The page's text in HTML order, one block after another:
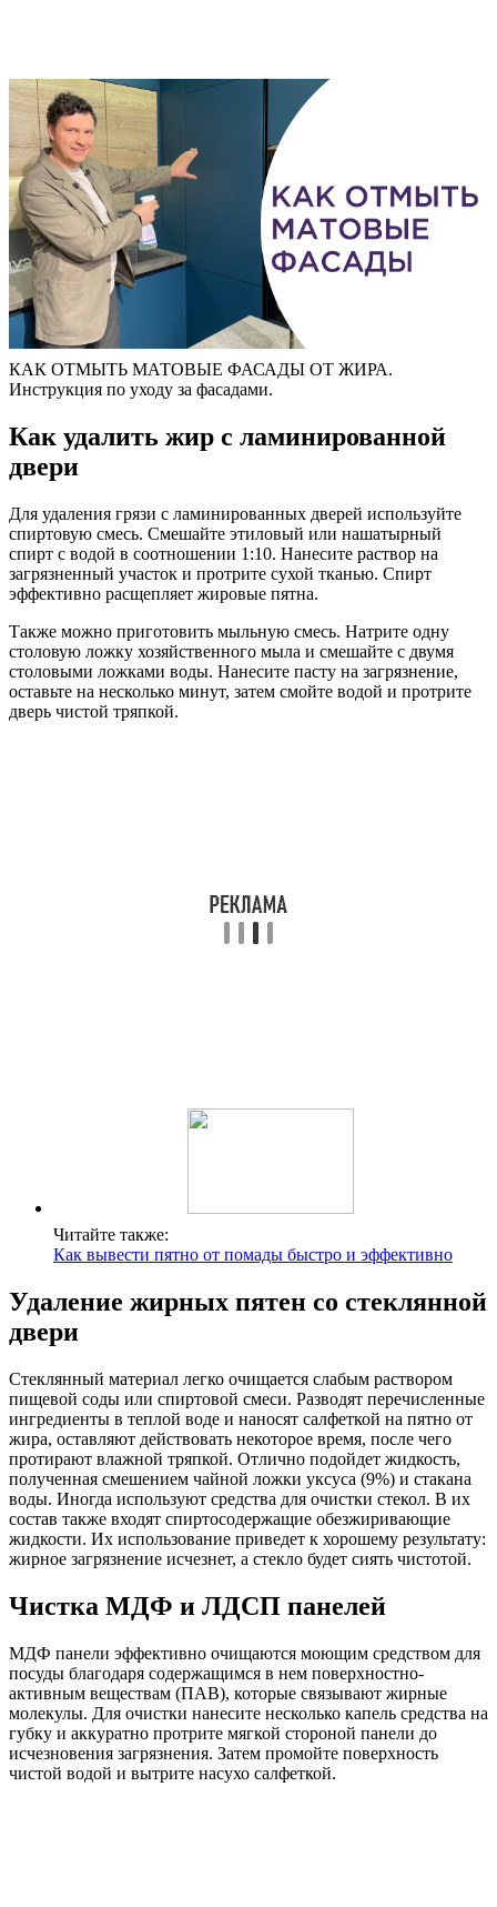
КАК ОТМЫТЬ МАТОВЫЕ ФАСАДЫ ОТ ЖИРА.
Инструкция по уходу за фасадами.
Как удалить жир с ламинированной
двери
Для удаления грязи с ламинированных дверей используйте
спиртовую смесь. Смешайте этиловый или нашатырный
спирт с водой в соотношении 1:10. Нанесите раствор на
загрязненный участок и протрите сухой тканью. Спирт
эффективно расщепляет жировые пятна.
Также можно приготовить мыльную смесь. Натрите одну
столовую ложку хозяйственного мыла и смешайте с двумя
столовыми ложками воды. Нанесите пасту на загрязнение,
оставьте на несколько минут, затем смойте водой и протрите
дверь чистой тряпкой.
Читайте также:
Как вывести пятно от помады быстро и эффективно
Удаление жирных пятен со стеклянной
двери
Стеклянный материал легко очищается слабым раствором
пищевой соды или спиртовой смеси. Разводят перечисленные
ингредиенты в теплой воде и наносят салфеткой на пятно от
жира, оставляют действовать некоторое время, после чего
протирают влажной тряпкой. Отлично подойдет жидкость,
полученная смешением чайной ложки уксуса (9%) и стакана
воды. Иногда используют средства для очистки стекол. В их
состав также входят спиртосодержащие обезжиривающие
жидкости. Их использование приведет к хорошему результату:
жирное загрязнение исчезнет, а стекло будет сиять чистотой.
Чистка МДФ и ЛДСП панелей
МДФ панели эффективно очищаются моющим средством для
посуды благодаря содержащимся в нем поверхностно-
активным веществам (ПАВ), которые связывают жирные
молекулы. Для очистки нанесите несколько капель средства на
губку и аккуратно протрите мягкой стороной панели до
исчезновения загрязнения. Затем промойте поверхность
чистой водой и вытрите насухо салфеткой.